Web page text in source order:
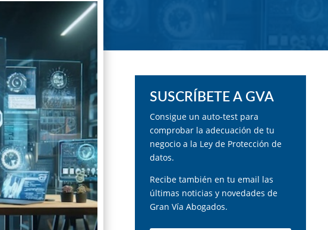
SUSCRÍBETE A GVA
Consigue un auto-test para
comprobar la adecuación de tu
negocio a la Ley de Protección de
datos.
Recibe también en tu email las
últimas noticias y novedades de
Gran Vía Abogados.